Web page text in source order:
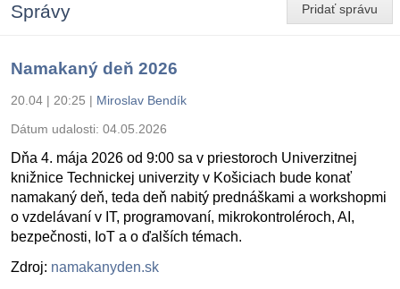
Pridať správu
Správy
Namakaný deň 2026
20.04 | 20:25 | Miroslav Bendík
Dátum udalosti: 04.05.2026
Dňa 4. mája 2026 od 9:00 sa v priestoroch Univerzitnej
knižnice Technickej univerzity v Košiciach bude konať
namakaný deň, teda deň nabitý prednáškami a workshopmi
o vzdelávaní v IT, programovaní, mikrokontroléroch, AI,
bezpečnosti, IoT a o ďalších témach.
Zdroj: namakanyden.sk